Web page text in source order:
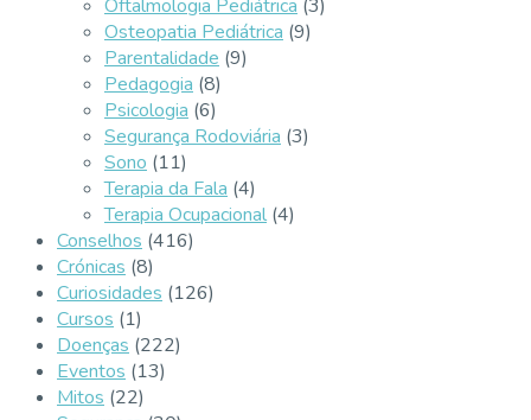
Oftalmologia Pediátrica (3)
Osteopatia Pediátrica (9)
Parentalidade (9)
Pedagogia (8)
Psicologia (6)
Segurança Rodoviária (3)
Sono (11)
Terapia da Fala (4)
Terapia Ocupacional (4)
Conselhos (416)
Crónicas (8)
Curiosidades (126)
Cursos (1)
Doenças (222)
Eventos (13)
Mitos (22)